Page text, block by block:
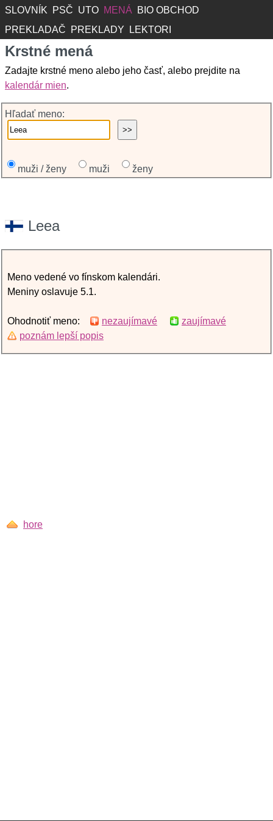
SLOVNÍK PSČ UTO MENÁ
BIO OBCHOD
PREKLADAČ
PREKLADY LEKTORI
Krstné mená
Zadajte krstné meno alebo jeho časť, alebo prejdite na
kalendár mien.
Hľadať meno:
muži / ženy muži ženy
Leea
Meno vedené vo fínskom kalendári.
Meniny oslavuje 5.1.
Ohodnotiť meno: nezaujímavé
zaujímavé
poznám lepší popis
hore